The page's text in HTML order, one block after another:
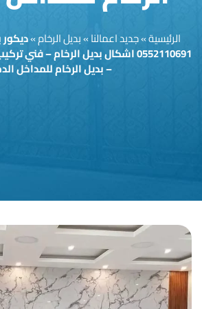
الرئيسية»جديد اعمالنا»بديل الرخام»ديكور
0552110691 اشكال بديل الرخام –
– بديل الرخام للمداخل